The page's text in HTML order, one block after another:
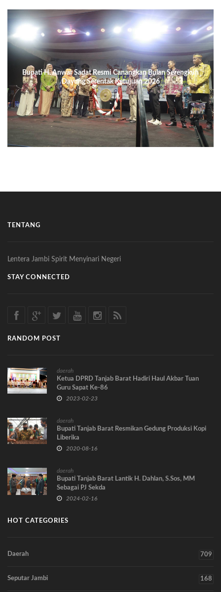
Bupati H. Anwar Sadat Resmi Canangkan Bulan Serengkuh
Dayung Serentak Ketujuan 2026
TENTANG
Lentera Jambi Spirit Menyinari Negeri
STAY CONNECTED
RANDOM POST
daerah
Ketua DPRD Tanjab Barat Hadiri Haul Akbar Tuan
Guru Sapat Ke-86
2023-02-23
daerah
Bupati Tanjab Barat Resmikan Gedung Produksi Kopi
Liberika
2020-08-16
daerah
Bupati Tanjab Barat Lantik H. Dahlan, S.Sos, MM
Sebagai PJ Sekda
2024-02-16
HOT CATEGORIES
Daerah 709
Seputar Jambi 168